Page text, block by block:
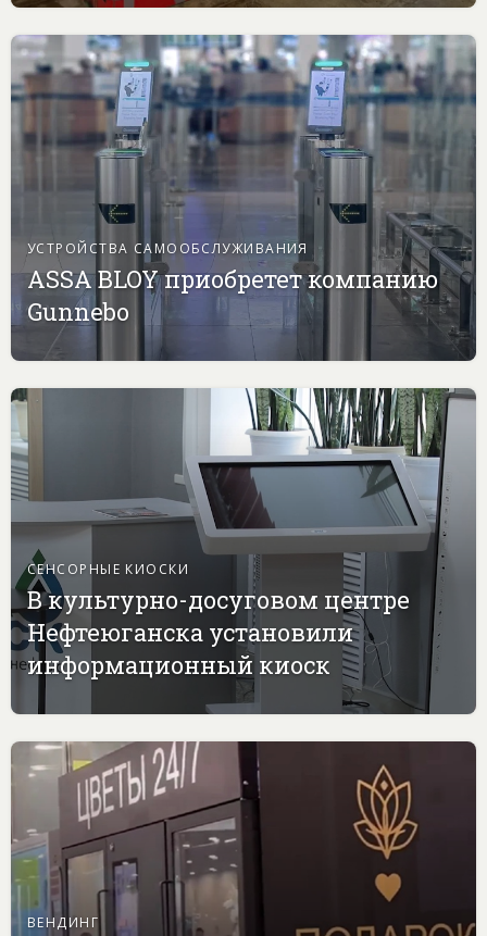
УСТРОЙСТВА САМООБСЛУЖИВАНИЯ
ASSA BLOY приобретет компанию
Gunnebo
СЕНСОРНЫЕ КИОСКИ
В культурно-досуговом центре
Нефтеюганска установили
информационный киоск
ВЕНДИНГ